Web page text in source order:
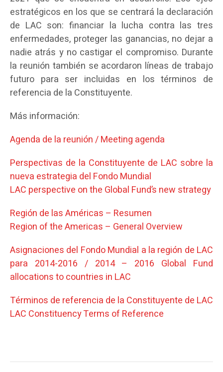
estratégicos en los que se centrará la declaración
de LAC son: financiar la lucha contra las tres
enfermedades, proteger las ganancias, no dejar a
nadie atrás y no castigar el compromiso. Durante
la reunión también se acordaron líneas de trabajo
futuro para ser incluidas en los términos de
referencia de la Constituyente.
Más información:
Agenda de la reunión / Meeting agenda
Perspectivas de la Constituyente de LAC sobre la
nueva estrategia del Fondo Mundial
LAC perspective on the Global Fund’s new strategy
Región de las Américas – Resumen
Region of the Americas – General Overview
Asignaciones del Fondo Mundial a la región de LAC
para 2014-2016 / 2014 – 2016 Global Fund
allocations to countries in LAC
Términos de referencia de la Constituyente de LAC
LAC Constituency Terms of Reference